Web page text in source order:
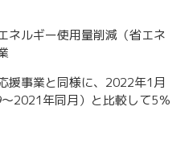
ルギー使用量削減（省エネ
援事業と同様に、2022年1月
2021年同月）と比較して5％